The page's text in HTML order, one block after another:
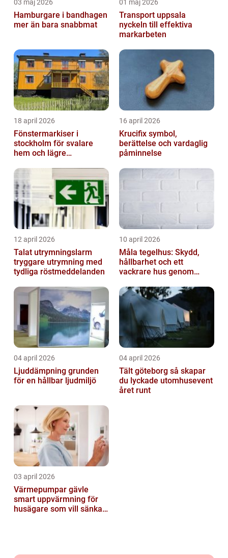
03 maj 2026
Hamburgare i bandhagen
mer än bara snabbmat
01 maj 2026
Transport uppsala
nyckeln till effektiva
markarbeten
18 april 2026
Fönstermarkiser i
stockholm för svalare
hem och lägre
16 april 2026
Krucifix symbol,
berättelse och vardaglig
påminnelse
12 april 2026
Talat utrymningslarm
tryggare utrymning med
tydliga röstmeddelanden
10 april 2026
Måla tegelhus: Skydd,
hållbarhet och ett
vackrare hus genom
04 april 2026
Ljuddämpning grunden
för en hållbar ljudmiljö
04 april 2026
Tält göteborg så skapar
du lyckade utomhusevent
året runt
03 april 2026
Värmepumpar gävle
smart uppvärmning för
husägare som vill sänka